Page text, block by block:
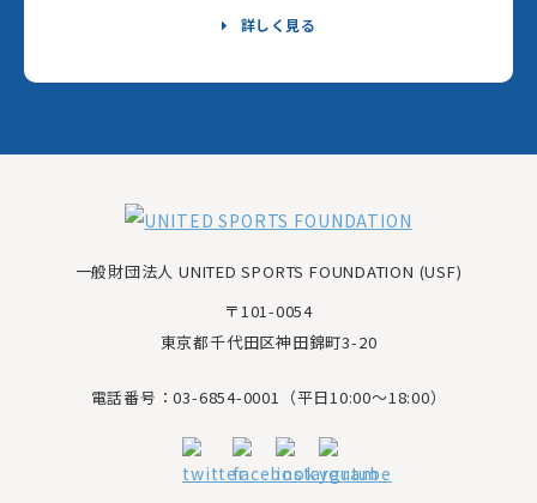
詳しく見る
一般財団法人 UNITED SPORTS FOUNDATION (USF)
〒101-0054
東京都千代田区神田錦町3-20
電話番号：03-6854-0001（平日10:00～18:00）